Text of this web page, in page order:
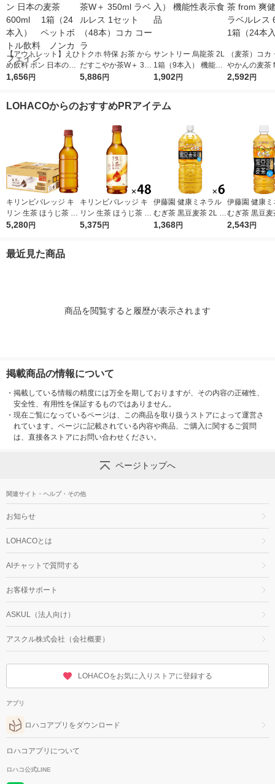
【アウトレット】えひ
め飲料 ポン 日本の麦
茶 600ml 1箱（2
ン
1,656円
トクホ 特保 お茶 から
だすこやか茶W＋ 350
ml ラベルレス 1セッ
5,886円
サントリー 烏龍茶 2L
1箱（9本入） 機能性
表示食品
1,902円
（麦茶）コカ
やかんの麦茶
健美茶 ラベ
2,592円
LOHACOからのおすすめPRアイテム
キリンビバレッジ キ
リン 生茶 ほうじ茶 ラ
ベルレス 525ml 1セッ
5,280円
キリンビバレッジ キ
リン 生茶 ほうじ茶 52
5ml 1セット（48本）
5,375円
伊藤園 健康ミネラル
むぎ茶 黒豆麦茶 2L 1
箱（6本入）
1,368円
伊藤園 健康ミ
むぎ茶 黒豆
ml 1箱（24本
2,543円
最近見た商品
商品を閲覧すると履歴が表示されます
掲載商品の情報について
・ 掲載している情報の精度には万全を期しておりますが、その内容の正確性、
安全性、有用性を保証するものではありません。
・ 現在ご覧になっているページは、この商品を取り扱うストアによって運営さ
れています。ページに記載されている内容や商品、ご購入に関するご質問
は、直接各ストアにお問い合わせください。
ページトップへ
関連サイト・ヘルプ・その他
お知らせ
LOHACOとは
AIチャットで質問する
お客様サポート
ASKUL（法人向け）
アスクル株式会社（会社概要）
LOHACOをお気に入りストアに登録する
アプリ
ロハコアプリをダウンロード
ロハコアプリについて
ロハコ公式LINE